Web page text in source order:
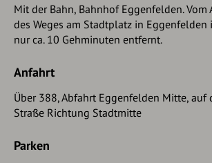
Radlkofen- Kirche St. Margareta,
Pfarrkirche St. Vitus,Marastorf- Kirche St.
- Pfarrkirche St. Emeram
3. Tagesetappe ca. 25km
Sallach- Kirche St. Ulrich,Reicheneibach-
Simon und Judas Thadäus,
-
4. Tagesetappe ca.32km
Mit der Bahn, Bahnhof Eggenfelden. Vom
des Weges am Stadtplatz in Eggenfelden
nur ca. 10 Gehminuten entfernt.
Anfahrt
Über 388, Abfahrt Eggenfelden Mitte, auf
Straße Richtung Stadtmitte
Parken